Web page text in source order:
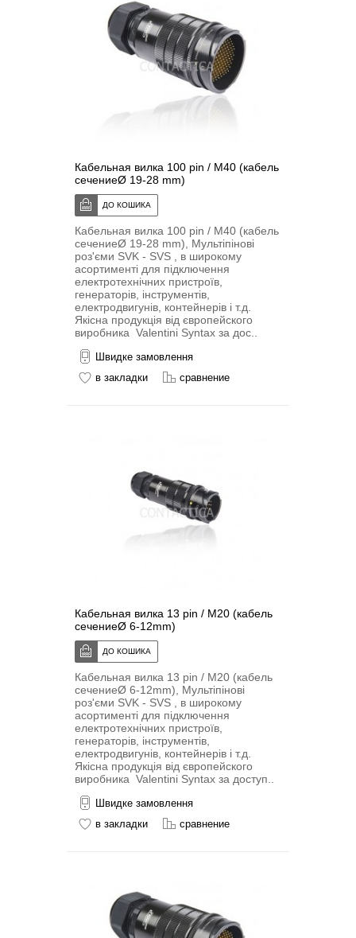
Кабельная вилка 100 pin / M40 (кабель
сечениеØ 19-28 mm)
Кабельная вилка 100 pin / M40 (кабель
сечениеØ 19-28 mm), Мультіпіновi
роз'єми SVK - SVS , в широкому
асортименті для підключення
електротехнічних пристроїв,
генераторів, інструментів,
електродвигунів, контейнерів і т.д.
Якісна продукція від європейского
виробника Valentini Syntax за дос..
Швидке замовлення
в закладки
сравнение
Кабельная вилка 13 pin / M20 (кабель
сечениеØ 6-12mm)
Кабельная вилка 13 pin / M20 (кабель
сечениеØ 6-12mm), Мультіпіновi
роз'єми SVK - SVS , в широкому
асортименті для підключення
електротехнічних пристроїв,
генераторів, інструментів,
електродвигунів, контейнерів і т.д.
Якісна продукція від європейского
виробника Valentini Syntax за доступ..
Швидке замовлення
в закладки
сравнение